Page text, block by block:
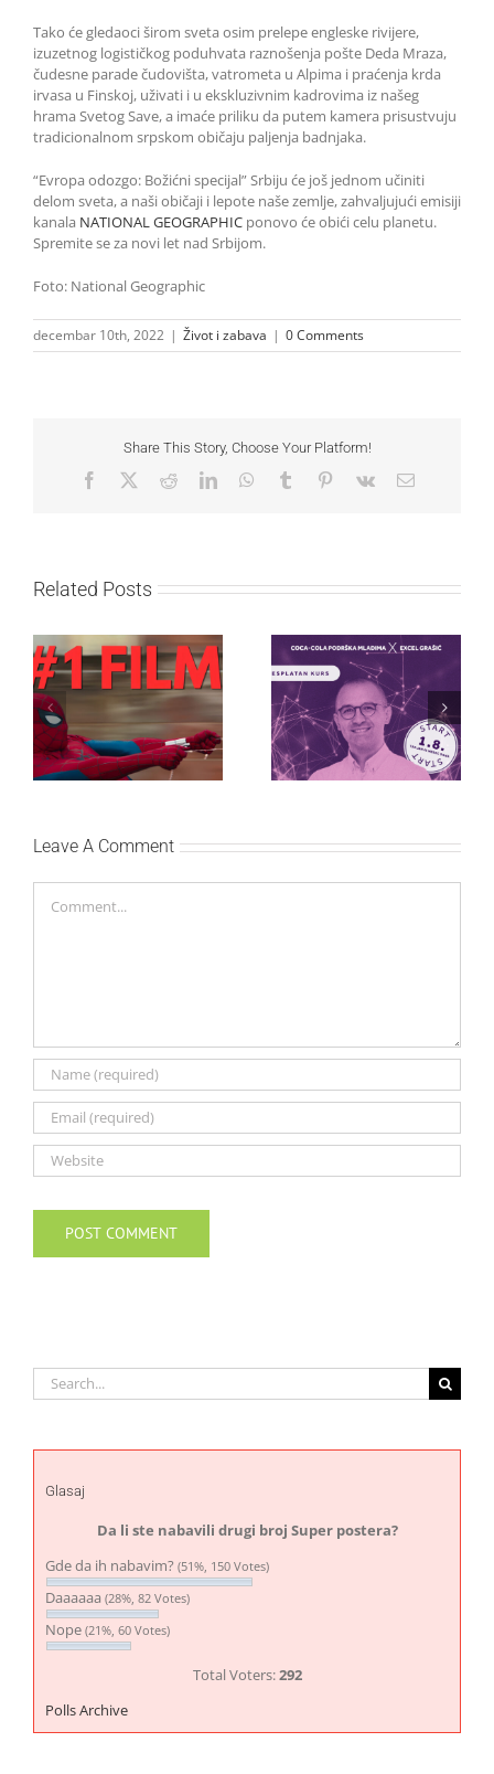
Tako će gledaoci širom sveta osim prelepe engleske rivijere,
izuzetnog logističkog poduhvata raznošenja pošte Deda Mraza,
čudesne parade čudovišta, vatrometa u Alpima i praćenja krda
irvasa u Finskoj, uživati i u ekskluzivnim kadrovima iz našeg
hrama Svetog Save, a imaće priliku da putem kamera prisustvuju
tradicionalnom srpskom običaju paljenja badnjaka.
“Evropa odozgo: Božićni specijal” Srbiju će još jednom učiniti
delom sveta, a naši običaji i lepote naše zemlje, zahvaljujući emisiji
kanala NATIONAL GEOGRAPHIC ponovo će obići celu planetu.
Spremite se za novi let nad Srbijom.
Foto: National Geographic
decembar 10th, 2022 | Život i zabava | 0 Comments
Share This Story, Choose Your Platform!
Facebook RedditLinkedInWhatsApp
Tumblr Pinterest
Vk Email
Related Posts
Najuspešnije otvaranje
studijskog filma u Srbiji:
Spajdermen: Novi dan
oborio rekord već prvog
vikenda
Priključi se besplatnoj
regionalnoj AI edukaciji
i nauči kako da
veštačku inteligenciju
primeniš u praksi
Leave A Comment
Search
for:
Glasaj
Da li ste nabavili drugi broj Super postera?
Gde da ih nabavim? (51%, 150 Votes)
Daaaaaa (28%, 82 Votes)
Nope (21%, 60 Votes)
Total Voters:292
Polls Archive